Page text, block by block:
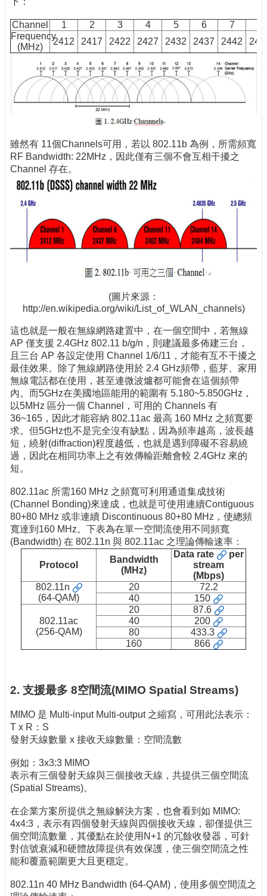
術
論
壇
產
欄
Channel 1 2 3 4 5 6 7
Frequency
(MHz)
2412 2417 2422 2427 2432 2437 2442
雖然有 11個Channels可用，若以 802.11b 為例，所需頻寬
RF Bandwidth: 22MHz，因此僅有三個不會互相干擾之
Channel 存在。
(圖片來源：
http://en.wikipedia.org/wiki/List_of_WLAN_channels)
這也就是一般在無線網路建置中，在一個空間中，若無線
AP 僅支援 2.4GHz 802.11 b/g/n，則建議最多佈建三台，
且三台 AP 各設定使用 Channel 1/6/11，才能有互不干擾之
最佳效果。除了無線網路使用於 2.4 GHz頻帶，藍芽、家用
無線電話都在使用，甚至連微波爐都可能會在這個頻帶
內。而5GHz在美國地區能用的範圍有 5.180~5.850GHz，
以5MHz 區分一個 Channel，可用的 Channels 有
36~165，因此才能容納 802.11ac 最高 160 MHz 之頻寬要
求。但5GHz也不是完全沒有缺點，因為頻率越高，波長越
短，繞射(diffraction)程度越低，也就是遇到障礙不容易繞
過，因此在相同功率上之有效傳輸距離會較 2.4GHz 來的
短。
802.11ac 所需160 MHz 之頻寬可利用通道集成技術
(Channel Bonding)來達成，也就是可使用連續Contiguous
80+80 MHz 或非連續 Discontinuous 80+80 MHz，使總頻
寬達到160 MHz。下表為在單一空間流使用不同頻寬
(Bandwidth) 在 802.11n 與 802.11ac 之理論傳輸速率：
Protocol
Bandwidth
(MHz)
Data rate
per
stream
(Mbps)
802.11n
(64-QAM)
20
72.2
40
150
802.11ac
(256-QAM)
20
87.6
40
200
80
433.3
160
866
2. 支援最多 8空間流(MIMO Spatial Streams)
MIMO 是 Multi-input Multi-output 之縮寫，可用此法表示：
T x R：S
發射天線數量 x 接收天線數量：空間流數
例如：3x3:3 MIMO
表示有三個發射天線與三個接收天線，共提供三個空間流
(Spatial Streams)。
在企業方案所提供之無線解決方案，也會看到如 MIMO:
4x4:3，表示有四個發射天線與四個接收天線，卻僅提供三
個空間流數量，其優點在於使用N+1 的冗餘收發器，可針
對信號衰減和硬體故障提供有效保護，使三個空間流之性
能和覆蓋範圍更大且更穩定。
802.11n 40 MHz Bandwidth (64-QAM)，使用多個空間流之